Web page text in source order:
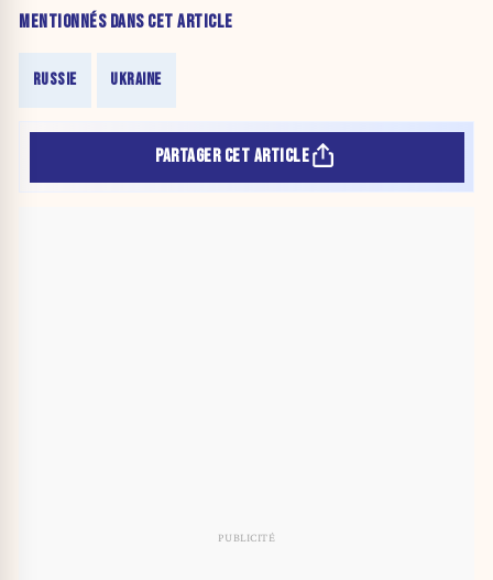
MENTIONNÉS DANS CET ARTICLE
RUSSIE UKRAINE
PARTAGER CET ARTICLE